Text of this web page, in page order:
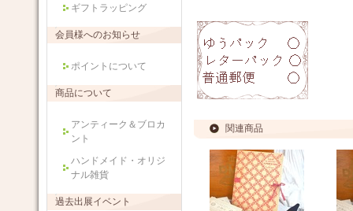
ギフトラッピング
会員様へのお知らせ
ポイントについて
商品について
アンティーク＆ブロカ
ント
ハンドメイド・オリジ
ナル雑貨
過去出展イベント
関連商品